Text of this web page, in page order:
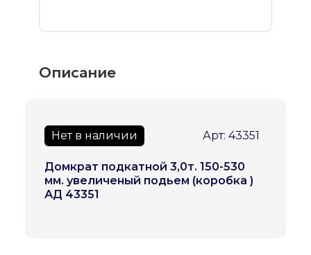
Описание
Арт: 43351
Нет в наличии
Домкрат подкатной 3,0т. 150-530
мм. увеличеный подьем (коробка )
АД 43351